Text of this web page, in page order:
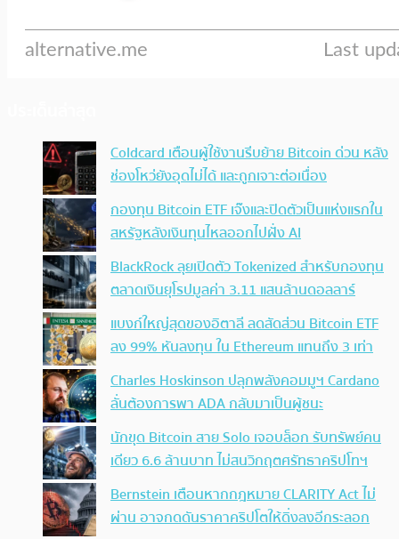
Coldcard เตือนผู้ใช้งานรีบย้าย Bitcoin ด่วน หลัง
ช่องโหว่ยังอุดไม่ได้ และถูกเจาะต่อเนื่อง
กองทุน Bitcoin ETF เจ๊งและปิดตัวเป็นแห่งแรกใน
สหรัฐหลังเงินทุนไหลออกไปฝั่ง AI
BlackRock ลุยเปิดตัว Tokenized สำหรับกองทุน
ตลาดเงินยุโรปมูลค่า 3.11 แสนล้านดอลลาร์
แบงก์ใหญ่สุดของอิตาลี ลดสัดส่วน Bitcoin ETF
ลง 99% หันลงทุน ใน Ethereum แทนถึง 3 เท่า
Charles Hoskinson ปลุกพลังคอมมูฯ Cardano
ลั่นต้องการพา ADA กลับมาเป็นผู้ชนะ
นักขุด Bitcoin สาย Solo เจอบล็อก รับทรัพย์คน
เดียว 6.6 ล้านบาท ไม่สนวิกฤตศรัทธาคริปโทฯ
Bernstein เตือนหากกฎหมาย CLARITY Act ไม่
ผ่าน อาจกดดันราคาคริปโตให้ดิ่งลงอีกระลอก